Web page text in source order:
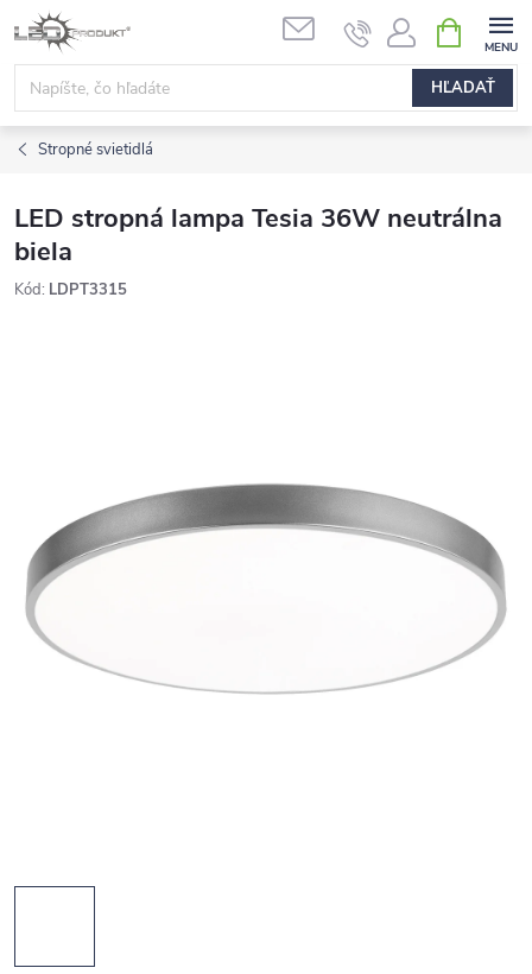
Prejsť
na
obsah
HĽADAŤ
KOŠÍK
Stropné svietidlá
LED stropná lampa Tesia 36W neutrálna
biela
Kód: LDPT3315